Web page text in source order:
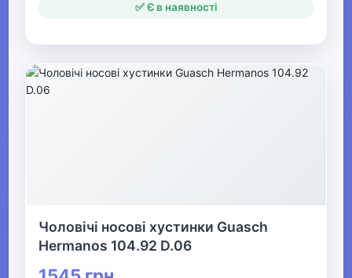
✅ Є в наявності
Чоловічі носові хустинки Guasch
Hermanos 104.92 D.06